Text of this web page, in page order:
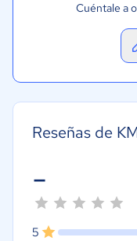
Cuéntale a
Reseñas de
-
5